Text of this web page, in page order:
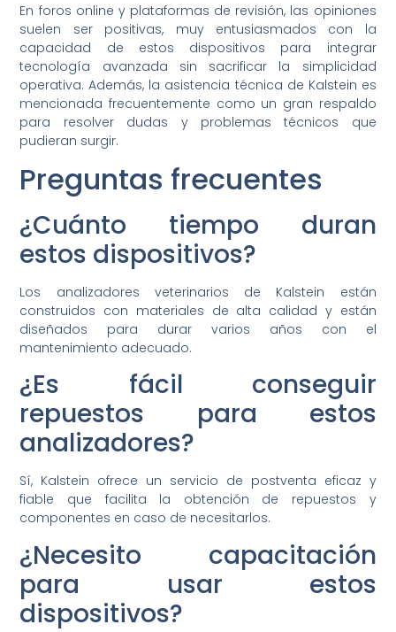
En foros online y plataformas de revisión, las opiniones
suelen ser positivas, muy entusiasmados con la
capacidad de estos dispositivos para integrar
tecnología avanzada sin sacrificar la simplicidad
operativa. Además, la asistencia técnica de Kalstein es
mencionada frecuentemente como un gran respaldo
para resolver dudas y problemas técnicos que
pudieran surgir.
Preguntas frecuentes
¿Cuánto tiempo duran
estos dispositivos?
Los analizadores veterinarios de Kalstein están
construidos con materiales de alta calidad y están
diseñados para durar varios años con el
mantenimiento adecuado.
¿Es fácil conseguir
repuestos para estos
analizadores?
Sí, Kalstein ofrece un servicio de postventa eficaz y
fiable que facilita la obtención de repuestos y
componentes en caso de necesitarlos.
¿Necesito capacitación
para usar estos
dispositivos?